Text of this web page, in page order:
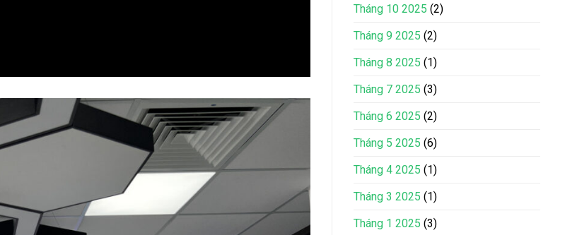
Tháng 10 2025 (2)
Tháng 9 2025 (2)
Tháng 8 2025 (1)
Tháng 7 2025 (3)
Tháng 6 2025 (2)
Tháng 5 2025 (6)
Tháng 4 2025 (1)
Tháng 3 2025 (1)
Tháng 1 2025 (3)